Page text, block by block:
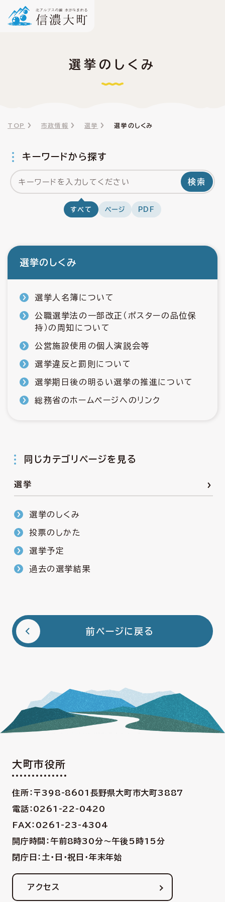
選挙のしくみ
TOP 市政情報 選挙 選挙のしくみ
キーワードから探す
検索
すべて ページ PDF
選挙のしくみ
選挙人名簿について
公職選挙法の一部改正（ポスターの品位保
持）の周知について
公営施設使用の個人演説会等
選挙違反と罰則について
選挙期日後の明るい選挙の推進について
総務省のホームページへのリンク
同じカテゴリページを見る
選挙
選挙のしくみ
投票のしかた
選挙予定
過去の選挙結果
前ページに戻る
大町市役所
住所：〒398-8601 長野県大町市大町3887
電話：0261-22-0420
FAX：0261-23-4304
開庁時間：午前8時30分〜午後5時15分
閉庁日：土・日・祝日・年末年始
アクセス